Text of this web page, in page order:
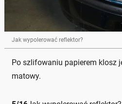
Jak wypolerować reflektor?
Po szlifowaniu papierem klosz
matowy.